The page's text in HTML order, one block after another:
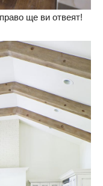
ще ви отвеят!